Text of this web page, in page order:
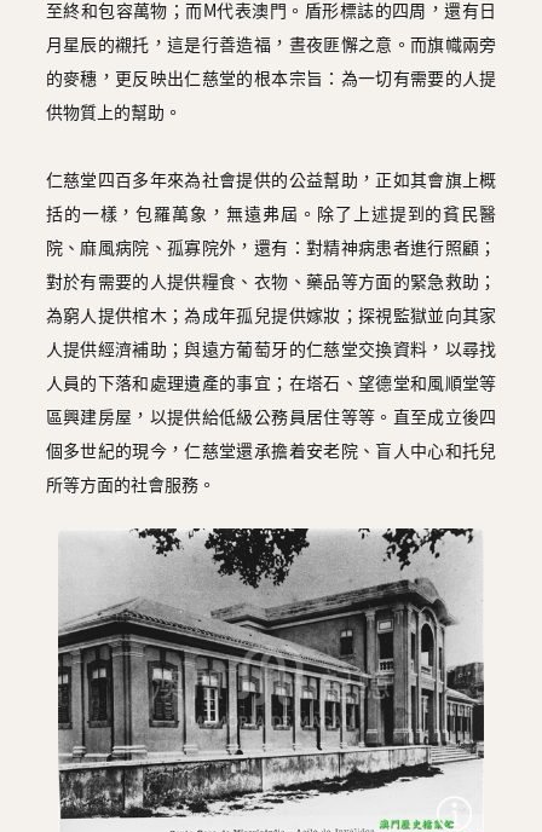
至終和包容萬物；而M代表澳門。盾形標誌的四周，還有日
月星辰的襯托，這是行善造福，晝夜匪懈之意。而旗幟兩旁
的麥穗，更反映出仁慈堂的根本宗旨：為一切有需要的人提
供物質上的幫助。
仁慈堂四百多年來為社會提供的公益幫助，正如其會旗上概
括的一樣，包羅萬象，無遠弗屆。除了上述提到的貧民醫
院、麻風病院、孤寡院外，還有：對精神病患者進行照顧；
對於有需要的人提供糧食、衣物、藥品等方面的緊急救助；
為窮人提供棺木；為成年孤兒提供嫁妝；探視監獄並向其家
人提供經濟補助；與遠方葡萄牙的仁慈堂交換資料，以尋找
人員的下落和處理遺產的事宜；在塔石、望德堂和風順堂等
區興建房屋，以提供給低級公務員居住等等。直至成立後四
個多世紀的現今，仁慈堂還承擔着安老院、盲人中心和托兒
所等方面的社會服務。